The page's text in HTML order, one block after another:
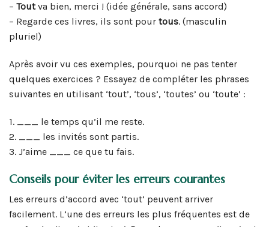
– Toutva bien, merci ! (idée générale, sans accord)
– Regarde ces livres, ils sont pour tous. (masculin
pluriel)
Après avoir vu ces exemples, pourquoi ne pas tenter
quelques exercices ? Essayez de compléter les phrases
suivantes en utilisant ‘tout’, ‘tous’, ‘toutes’ ou ‘toute’ :
1. ___ le temps qu’il me reste.
2. ___ les invités sont partis.
3. J’aime ___ ce que tu fais.
Conseils pour éviter les erreurs courantes
Les erreurs d’accord avec ‘tout’ peuvent arriver
facilement. L’une des erreurs les plus fréquentes est de